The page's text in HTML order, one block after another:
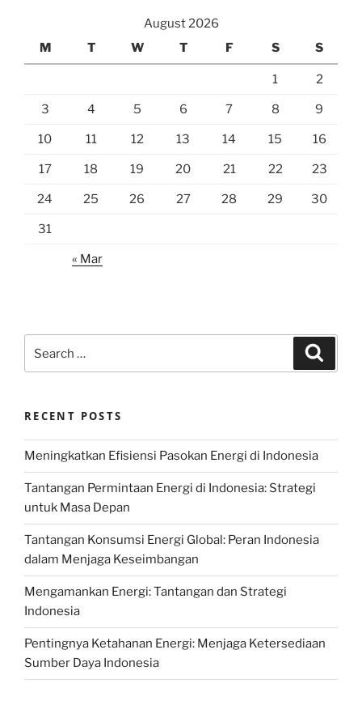
August 2026
M
T W T F S S
1 2
3 4 5 6 7 8 9
10 11 12 13 14 15 16
17 18 19 20 21 22 23
24 25 26 27 28 29 30
31
« Mar
for:
RECENT POSTS
Meningkatkan Efisiensi Pasokan Energi di Indonesia
Tantangan Permintaan Energi di Indonesia: Strategi
untuk Masa Depan
Tantangan Konsumsi Energi Global: Peran Indonesia
dalam Menjaga Keseimbangan
Mengamankan Energi: Tantangan dan Strategi
Indonesia
Pentingnya Ketahanan Energi: Menjaga Ketersediaan
Sumber Daya Indonesia